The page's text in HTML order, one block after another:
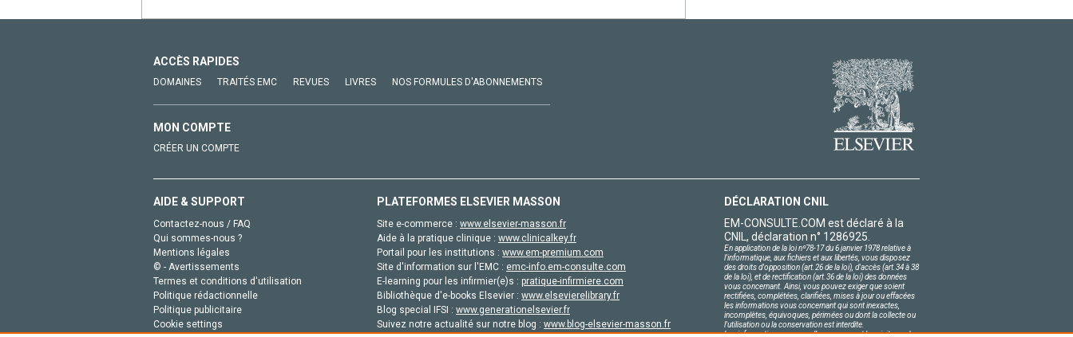
ACCÈS RAPIDES
DOMAINES TRAITÉS EMC REVUES LIVRES NOS FORMULES D'ABONNEMENTS
MON COMPTE
CRÉER UN COMPTE
AIDE & SUPPORT
Contactez-nous / FAQ
Qui sommes-nous ?
Mentions légales
© - Avertissements
Termes et conditions d'utilisation
Politique rédactionnelle
Politique publicitaire
Cookie settings
PLATEFORMES ELSEVIER MASSON
Site e-commerce : www.elsevier-masson.fr
Aide à la pratique clinique : www.clinicalkey.fr
Portail pour les institutions : www.em-premium.com
Site d'information sur l'EMC : emc-info.em-consulte.com
E-learning pour les infirmier(e)s : pratique-infirmiere.com
Bibliothèque d'e-books Elsevier : www.elsevierelibrary.fr
Blog special IFSI : www.generationelsevier.fr
Suivez notre actualité sur notre blog : www.blog-elsevier-masson.fr
DÉCLARATION CNIL
EM-CONSULTE.COM est déclaré à la
CNIL, déclaration n° 1286925.
En application de la loi nº78-17 du 6 janvier 1978 relative à
l'informatique, aux fichiers et aux libertés, vous disposez
des droits d'opposition (art.26 de la loi), d'accès (art.34 à 38
de la loi), et de rectification (art.36 de la loi) des données
vous concernant. Ainsi, vous pouvez exiger que soient
rectifiées, complétées, clarifiées, mises à jour ou effacées
les informations vous concernant qui sont inexactes,
incomplètes, équivoques, périmées ou dont la collecte ou
l'utilisation ou la conservation est interdite.
Les informations personnelles concernant les visiteurs de